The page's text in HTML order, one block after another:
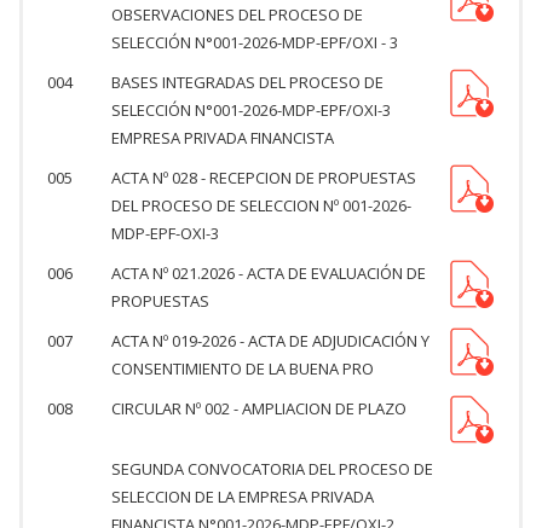
OBSERVACIONES DEL PROCESO DE
SELECCIÓN N°001-2026-MDP-EPF/OXI - 3
004
BASES INTEGRADAS DEL PROCESO DE
SELECCIÓN N°001-2026-MDP-EPF/OXI-3
EMPRESA PRIVADA FINANCISTA
005
ACTA Nº 028 - RECEPCION DE PROPUESTAS
DEL PROCESO DE SELECCION Nº 001-2026-
MDP-EPF-OXI-3
006
ACTA Nº 021.2026 - ACTA DE EVALUACIÓN DE
PROPUESTAS
007
ACTA Nº 019-2026 - ACTA DE ADJUDICACIÓN Y
CONSENTIMIENTO DE LA BUENA PRO
008
CIRCULAR Nº 002 - AMPLIACION DE PLAZO
SEGUNDA CONVOCATORIA DEL PROCESO DE
SELECCION DE LA EMPRESA PRIVADA